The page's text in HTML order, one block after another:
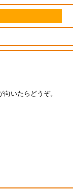
いたらどうぞ。